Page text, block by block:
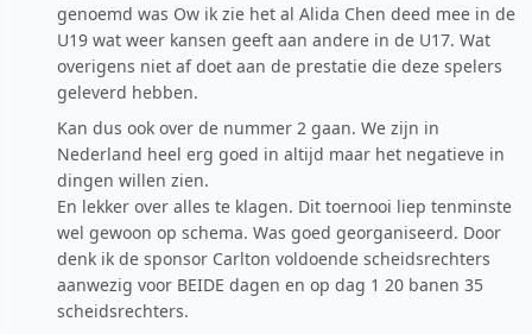
genoemd was Ow ik zie het al Alida Chen deed mee in de
U19 wat weer kansen geeft aan andere in de U17. Wat
overigens niet af doet aan de prestatie die deze spelers
geleverd hebben.
Kan dus ook over de nummer 2 gaan. We zijn in
Nederland heel erg goed in altijd maar het negatieve in
dingen willen zien.
En lekker over alles te klagen. Dit toernooi liep tenminste
wel gewoon op schema. Was goed georganiseerd. Door
denk ik de sponsor Carlton voldoende scheidsrechters
aanwezig voor BEIDE dagen en op dag 1 20 banen 35
scheidsrechters.